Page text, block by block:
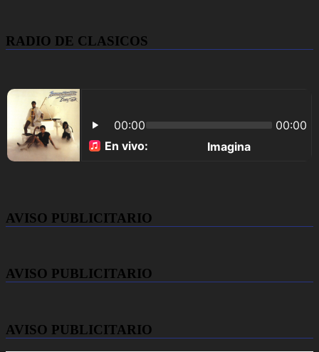
RADIO DE CLASICOS
AVISO PUBLICITARIO
AVISO PUBLICITARIO
AVISO PUBLICITARIO